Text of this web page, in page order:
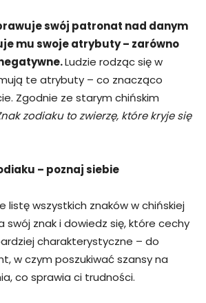
swój patronat nad danym
mu swoje atrybuty – zarówno
Ludzie rodząc się w
te atrybuty – co znacząco
Zgodnie ze starym chińskim
zodiaku to zwierzę, które kryje się
– poznaj siebie
listę wszystkich znaków w chińskiej
swój znak i dowiedz się, które cechy
charakterystyczne – do
w czym poszukiwać szansy na
co sprawia ci trudności.